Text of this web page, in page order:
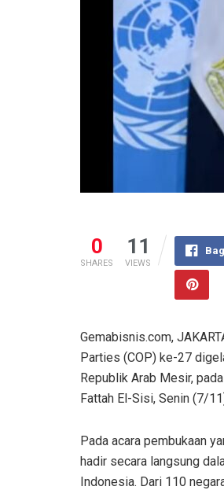
0
SHARES
11
VIEWS
Gemabisnis.com,
Parties (COP) ke-27
Republik Arab Mesir,
Fattah El-Sisi, Senin (7/
Pada acara pembukaan
hadir secara langsung
Indonesia. Dari 110